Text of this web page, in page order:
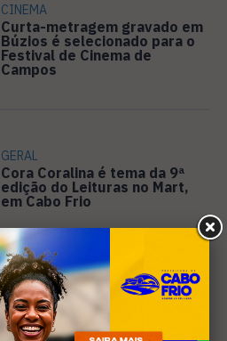
CINEMA
Curta-metragem gravado em
Búzios é selecionado para o
Festival de Cinema de
Campos
GERAL
Cora Coralina é tema da 9ª
edição do Leituras no Mart,
em Cabo Frio
GERAL
Inea confirma esgoto sem
tratamento na Laguna de